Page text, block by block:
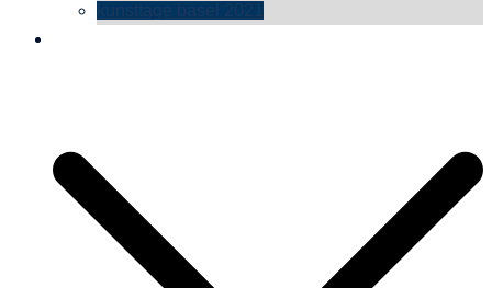
kunsttage basel 2021